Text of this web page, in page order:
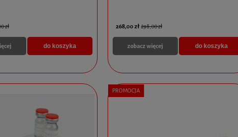
zł
do koszyka
268,00 zł 298,00 zł
do koszyka
zobacz więcej
PROMOCJA